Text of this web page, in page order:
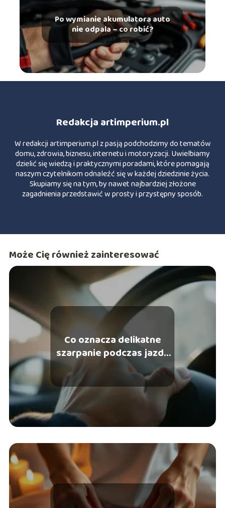
Po wymianie akumulatora auto
nie odpala – co robić?
Redakcja artimperium.pl
W redakcji artimperium.pl z pasją podchodzimy do tematów
domu, zdrowia, biznesu, internetu i motoryzacji. Uwielbiamy
dzielić się wiedzą i praktycznymi poradami, które pomagają
naszym czytelnikom odnaleźć się w każdej dziedzinie życia.
Skupiamy się na tym, by nawet najbardziej złożone
zagadnienia przedstawić w prosty i przystępny sposób.
Może Cię również zainteresować
Co oznacza delikatne
szarpanie podczas jazdy
ze stałą prędkością?